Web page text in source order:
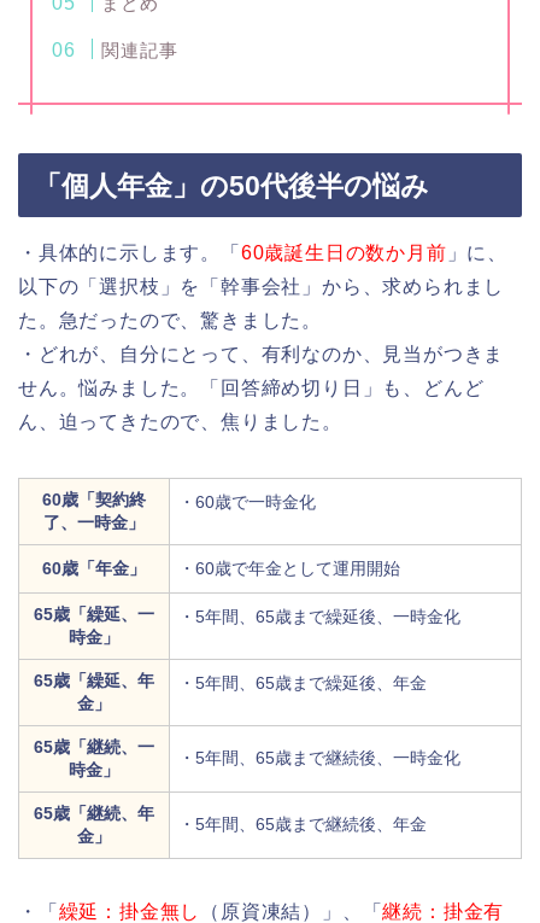
関連記事
「個人年金」の50代後半の悩み
・具体的に示します。「 60歳誕生日の数か月前 」に、
以下の「選択枝」を「幹事会社」から、求められまし
た。急だったので、驚きました。
・どれが、自分にとって、有利なのか、見当がつきま
せん。悩みました。「回答締め切り日」も、どんど
ん、迫ってきたので、焦りました。
60歳「契約終
了、一時金」
・60歳で一時金化
60歳「年金」 ・60歳で年金として運用開始
65歳「繰延、一
時金」
・5年間、65歳まで繰延後、一時金化
65歳「繰延、年
金」
・5年間、65歳まで繰延後、年金
65歳「継続、一
時金」
・5年間、65歳まで継続後、一時金化
65歳「継続、年
金」
・5年間、65歳まで継続後、年金
・「 繰延：掛金無し （原資凍結）」、「継続：掛金有